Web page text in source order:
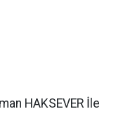
İle